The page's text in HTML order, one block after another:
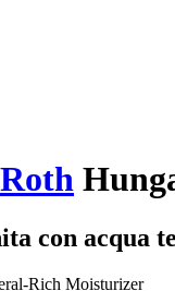
con acqua
Rich Moisturizer